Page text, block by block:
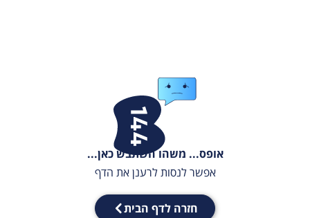
אופס... משהו השתבש כאן...
אפשר לנסות לרענן את הדף
חזרה לדף הבית